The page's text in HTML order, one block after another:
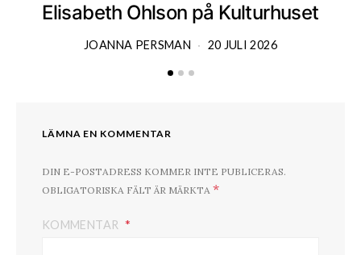
Elisabeth Ohlson på Kulturhuset
JOANNA PERSMAN 20 JULI 2026
LÄMNA EN KOMMENTAR
DIN E-POSTADRESS KOMMER INTE PUBLICERAS.
OBLIGATORISKA FÄLT ÄR MÄRKTA *
KOMMENTAR